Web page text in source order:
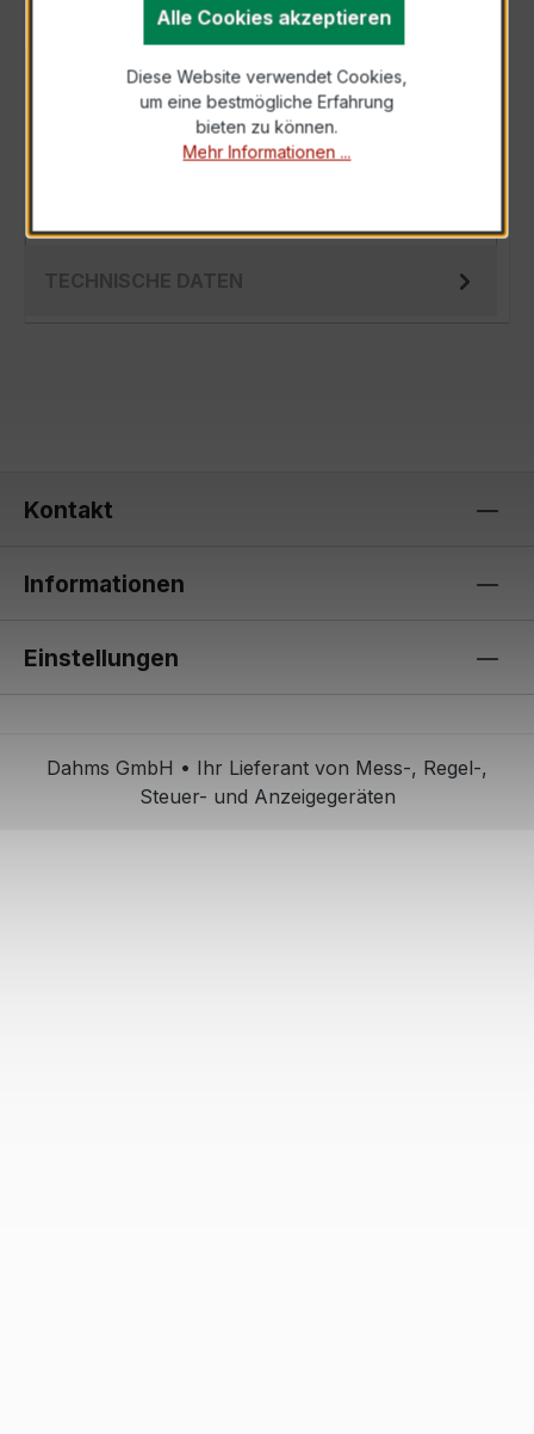
BESCHREIBUNG
Der EWSK 31.5 25/5A 10VA Kl.0,2 ist ein
kompakter, hochpräziser Niederspannungs-
TECHNISCHE DATEN
Kontakt
Informationen
Einstellungen
Dahms GmbH • Ihr Lieferant von Mess-, Regel-,
Steuer- und Anzeigegeräten
Alle Cookies akzeptieren
Diese Website verwendet Cookies,
um eine bestmögliche Erfahrung
bieten zu können.
Mehr Informationen ...